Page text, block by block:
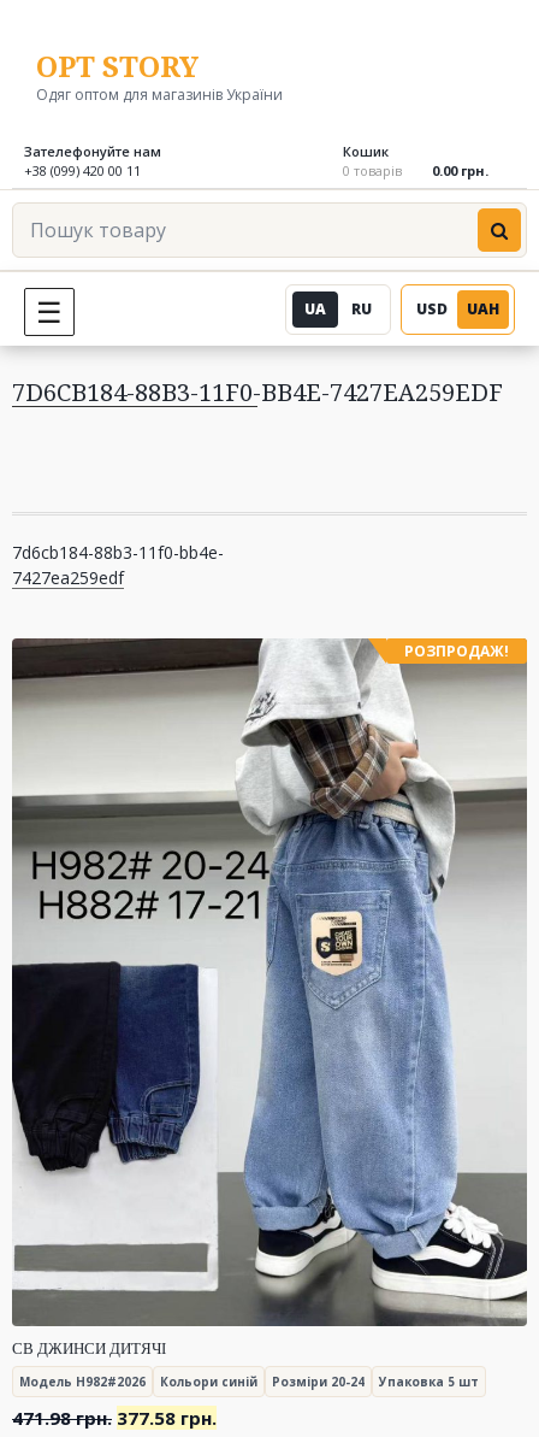
вмістуOPT STORY
Одяг оптом для магазинів України
Зателефонуйте нам
+38 (099) 420 00 11
Кошик
0 товарів
0.00 грн.
Пошук
товару
UA RU USD UAH
7D6CB184-88B3-11F0-BB4E-7427EA259EDF
записів
7d6cb184-88b3-11f0-bb4e-
7427ea259edf
РОЗПРОДАЖ!
СВ ДЖИНСИ ДИТЯЧІ
Модель H982#2026 Кольори синій Розміри 20-24 Упаковка 5 шт
471.98грн. Оригінальна
377.58 грн.Поточна